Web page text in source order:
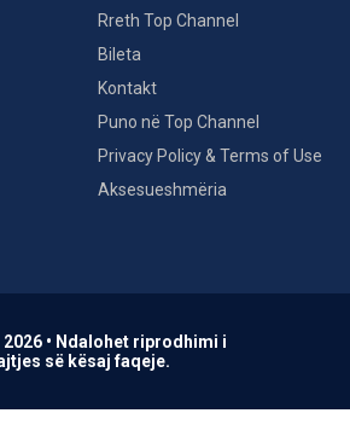
Rreth Top Channel
Bileta
Kontakt
Puno në Top Channel
Privacy Policy & Terms of Use
Aksesueshmëria
• Ndalohet riprodhimi i
së kësaj faqeje.